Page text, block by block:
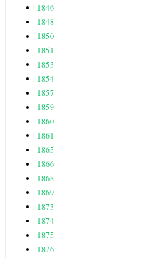
1846
1848
1850
1851
1853
1854
1857
1859
1860
1861
1865
1866
1868
1869
1873
1874
1875
1876